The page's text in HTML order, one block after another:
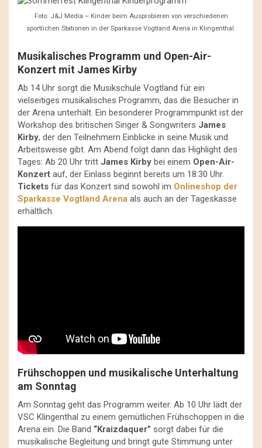
Foto: J&J Media – Kinder beim Ausprobieren von verschiedenen
sportlichen Stationen in der Sparkasse Vogtland Arena in Klingenthal.
Musikalisches Programm und Open-Air-
Konzert mit James Kirby
Ab 14 Uhr sorgt die Musikschule Vogtland für ein
vielseitiges musikalisches Programm, das die Besucher in
der Arena unterhält. Ein besonderer Programmpunkt ist der
Workshop des britischen Singer & Songwriters James
Kirby, der den Teilnehmern Einblicke in seine Musik und
Arbeitsweise gibt. Am Abend folgt dann das Highlight des
Tages: Ab 20 Uhr tritt James Kirby bei einem Open-Air-
Konzert auf, der Einlass beginnt bereits um 18:30 Uhr.
Tickets für das Konzert sind sowohl im Onlineshop der
Sparkasse Vogtland Arena als auch an der Tageskasse
erhältlich.
Frühschoppen und musikalische Unterhaltung
am Sonntag
Am Sonntag geht das Programm weiter. Ab 10 Uhr lädt der
VSC Klingenthal zu einem gemütlichen Frühschoppen in die
Arena ein. Die Band “Kraizdaquer” sorgt dabei für die
musikalische Begleitung und bringt gute Stimmung unter